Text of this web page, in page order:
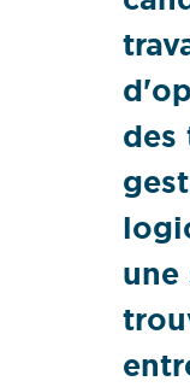
des